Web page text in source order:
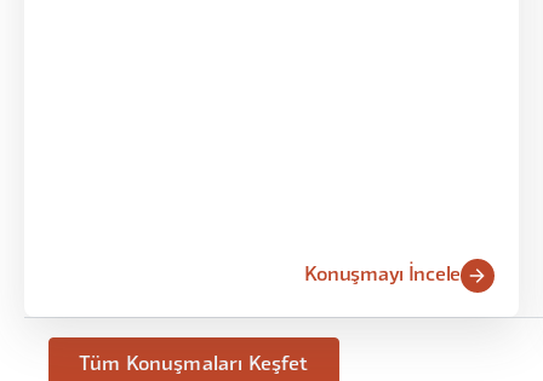
Konuşmayı İncele
Tüm Konuşmaları Keşfet